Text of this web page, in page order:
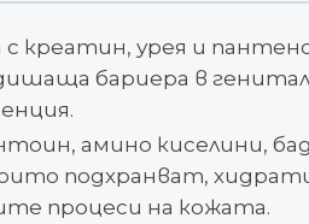
креатин, урея и
бариера в
амино киселини,
подхранват,
процеси на кожата.